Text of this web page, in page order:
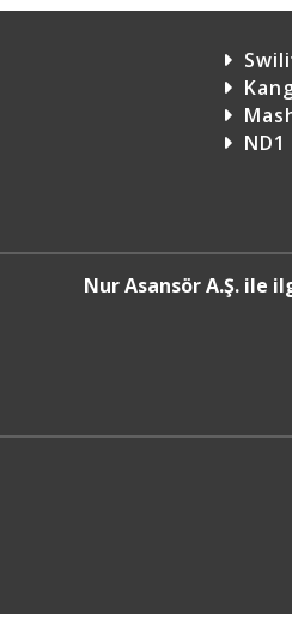
Nur Asansör A.Ş. ile